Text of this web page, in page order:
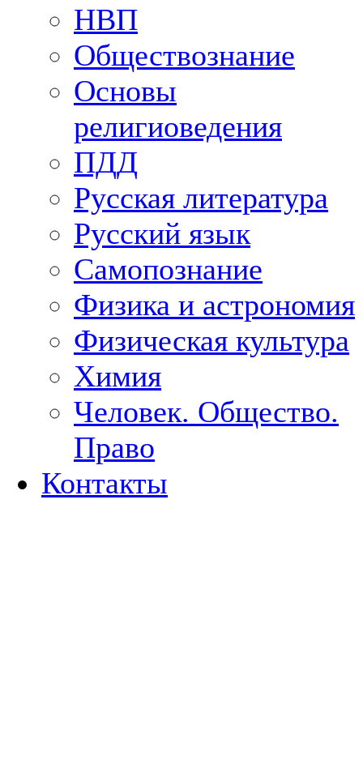
НВП
Обществознание
Основы
религиоведения
ПДД
Русская литература
Русский язык
Самопознание
Физика и астрономия
Физическая культура
Химия
Человек. Общество.
Право
Контакты